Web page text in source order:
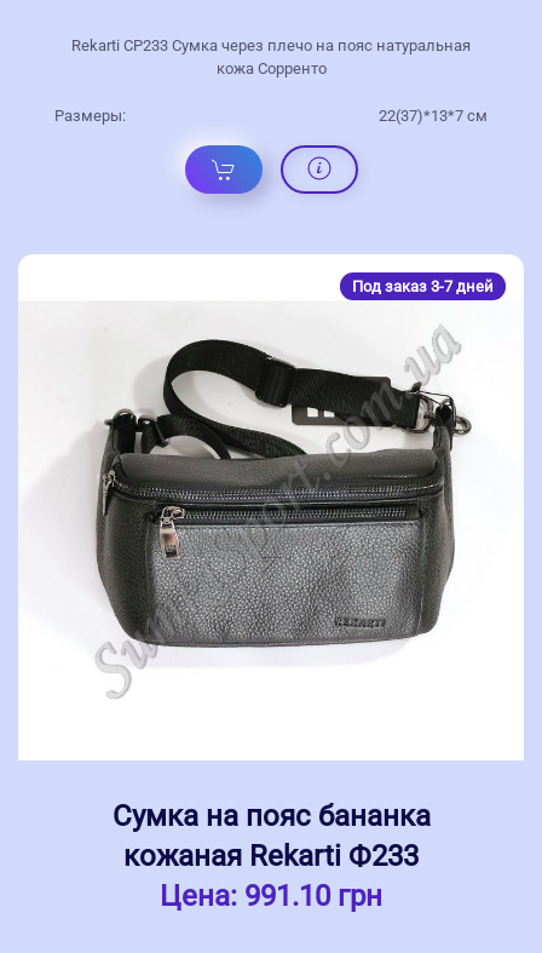
Rekarti СР233 Сумка через плечо на пояс натуральная
кожа Сорренто
Размеры: 22(37)*13*7 см
Под заказ 3-7 дней
Сумка на пояс бананка
кожаная Rekarti Ф233
Цена: 991.10 грн